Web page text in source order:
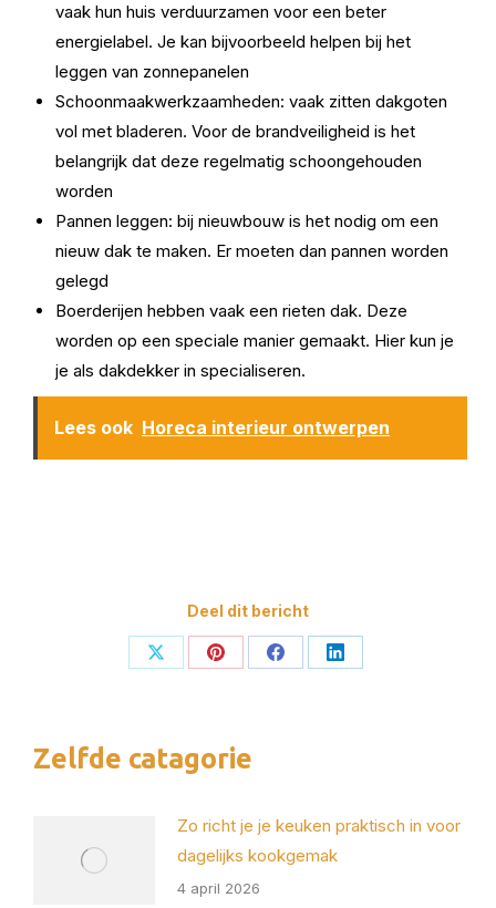
vaak hun huis verduurzamen voor een beter
energielabel. Je kan bijvoorbeeld helpen bij het
leggen van zonnepanelen
Schoonmaakwerkzaamheden: vaak zitten dakgoten
vol met bladeren. Voor de brandveiligheid is het
belangrijk dat deze regelmatig schoongehouden
worden
Pannen leggen: bij nieuwbouw is het nodig om een
nieuw dak te maken. Er moeten dan pannen worden
gelegd
Boerderijen hebben vaak een rieten dak. Deze
worden op een speciale manier gemaakt. Hier kun je
je als dakdekker in specialiseren.
Lees ook Horeca interieur ontwerpen
Deel dit bericht
Deel
Deel
Deel
Deel
Zelfde catagorie
Zo richt je je keuken praktisch in voor
dagelijks kookgemak
4 april 2026